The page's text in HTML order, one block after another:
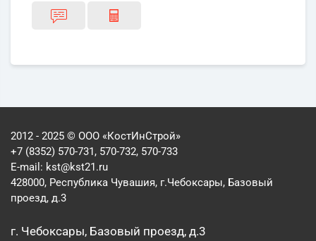
2012 - 2025 © ООО «КостИнСтрой»
+7 (8352) 570-731, 570-732, 570-733
E-mail: kst@kst21.ru
428000, Республика Чувашия, г.Чебоксары, Базовый
проезд, д.3
г. Чебоксары, Базовый проезд, д.3